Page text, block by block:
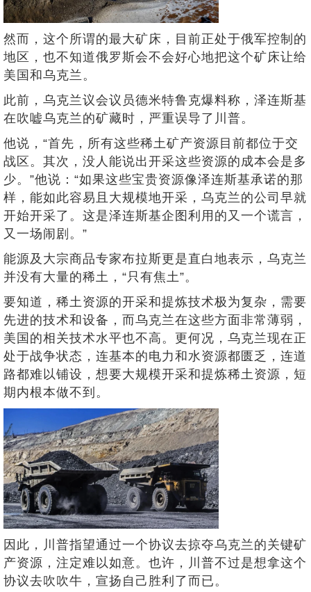
然而，这个所谓的最大矿床，目前正处于俄军控制的
地区，也不知道俄罗斯会不会好心地把这个矿床让给
美国和乌克兰。
此前，乌克兰议会议员德米特鲁克爆料称，泽连斯基
在吹嘘乌克兰的矿藏时，严重误导了川普。
他说，“首先，所有这些稀土矿产资源目前都位于交
战区。其次，没人能说出开采这些资源的成本会是多
少。”他说：“如果这些宝贵资源像泽连斯基承诺的那
样，能如此容易且大规模地开采，乌克兰的公司早就
开始开采了。这是泽连斯基企图利用的又一个谎言，
又一场闹剧。”
能源及大宗商品专家布拉斯更是直白地表示，乌克兰
并没有大量的稀土，“只有焦土”。
要知道，稀土资源的开采和提炼技术极为复杂，需要
先进的技术和设备，而乌克兰在这些方面非常薄弱，
美国的相关技术水平也不高。更何况，乌克兰现在正
处于战争状态，连基本的电力和水资源都匮乏，连道
路都难以铺设，想要大规模开采和提炼稀土资源，短
期内根本做不到。
因此，川普指望通过一个协议去掠夺乌克兰的关键矿
产资源，注定难以如意。也许，川普不过是想拿这个
协议去吹吹牛，宣扬自己胜利了而已。